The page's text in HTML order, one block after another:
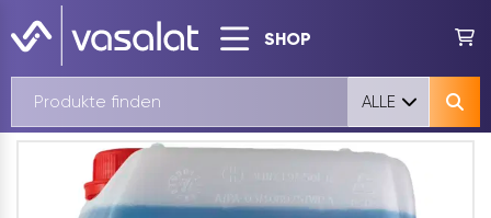
SHOP
ALLE